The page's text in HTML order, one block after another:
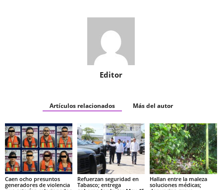
Editor
Artículos relacionados Más del autor
Caen ocho presuntos
generadores de violencia
Refuerzan seguridad en
Tabasco; entrega
Hallan entre la maleza
soluciones médicas;